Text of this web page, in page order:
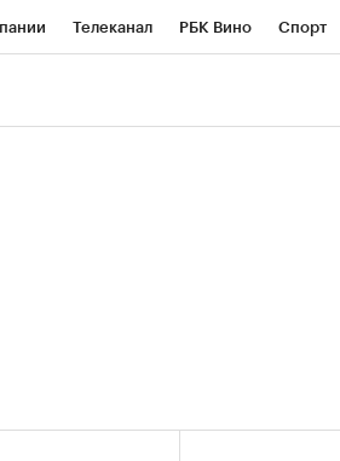
Телеканал РБК Вино Спорт